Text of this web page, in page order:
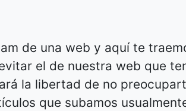
de una web y aquí te
el de nuestra web que
la libertad de no
que subamos